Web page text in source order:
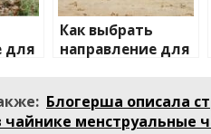
для
Как выбрать
направление для
Блогерша описала
чайнике менструальные